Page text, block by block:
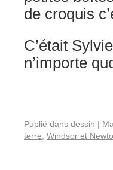
de croquis
C’était
n’importe
Publié dans dessin |
terre Windsor et